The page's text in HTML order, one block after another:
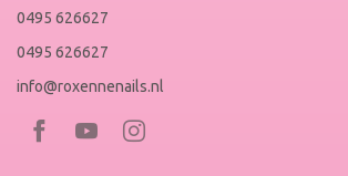
0495 626627
0495 626627
info@roxennenails.nl
Bezoek